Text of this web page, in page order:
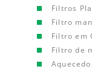
Filtros
Filtro
Filtro em
Filtro de